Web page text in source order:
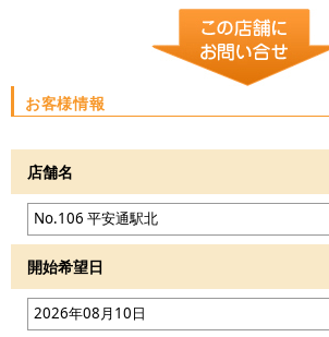
お客様情報
店舗名
開始希望日